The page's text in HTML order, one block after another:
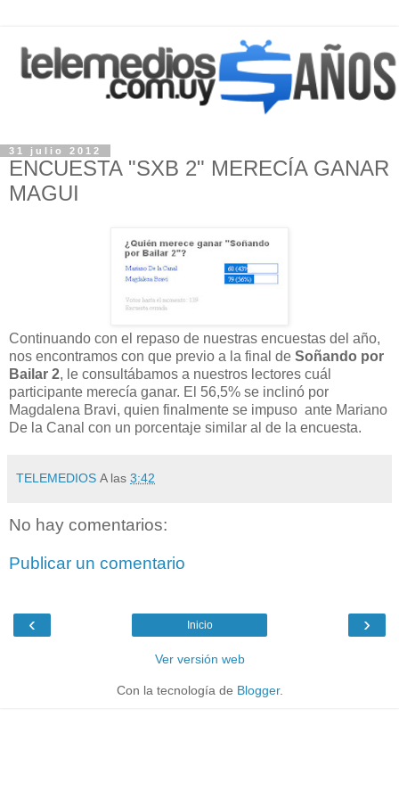
31 julio 2012
ENCUESTA "SXB 2" MERECÍA GANAR
MAGUI
Continuando con el repaso de nuestras encuestas del año,
nos encontramos con que previo a la final de Soñando por
Bailar 2, le consultábamos a nuestros lectores cuál
participante merecía ganar. El 56,5% se inclinó por
Magdalena Bravi, quien finalmente se impuso ante Mariano
De la Canal con un porcentaje similar al de la encuesta.
TELEMEDIOS A las 3:42
No hay comentarios:
Publicar un comentario
‹ ›
Inicio
Ver versión web
Con la tecnología de Blogger.